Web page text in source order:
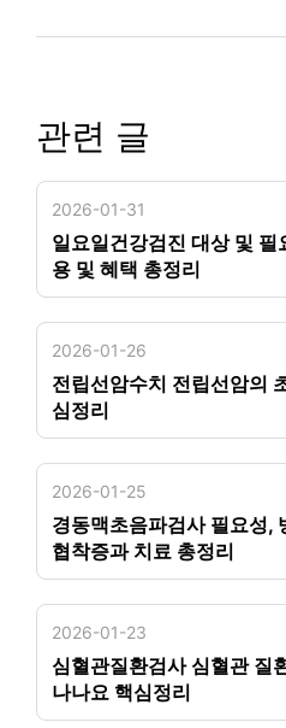
관련 글
2026-01-31
일요일건강검진 대상 및 필
용 및 혜택 총정리
2026-01-26
전립선암수치 전립선암의
심정리
2026-01-25
경동맥초음파검사 필요성,
협착증과 치료 총정리
2026-01-23
심혈관질환검사 심혈관 질
나나요 핵심정리